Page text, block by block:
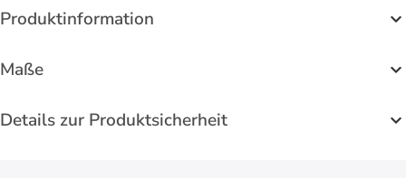
Produktinformation
Maße
Details zur Produktsicherheit